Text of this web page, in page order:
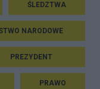
ŚLEDZTWA
NARODOWE
PREZYDENT
PRAWO